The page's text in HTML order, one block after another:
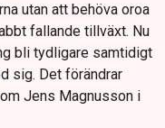
utan att behöva oroa
fallande tillväxt. Nu
bli tydligare samtidigt
sig. Det förändrar
Jens Magnusson i